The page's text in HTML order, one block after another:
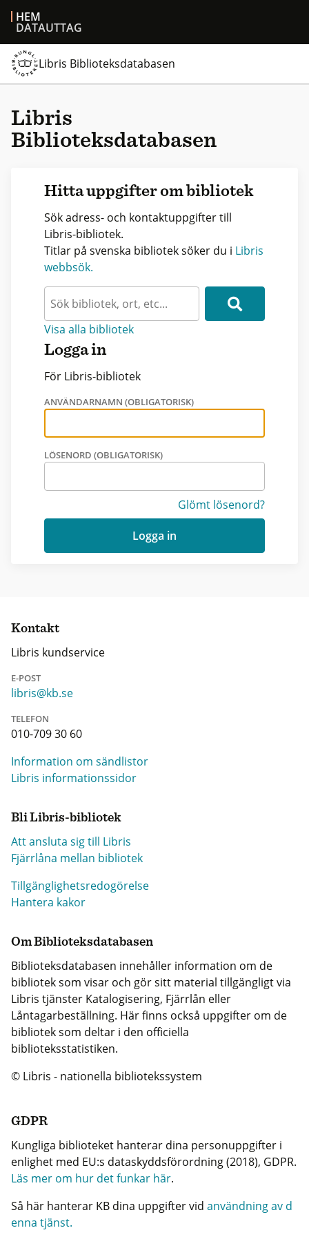
HEM
DATAUTTAG
Libris Biblioteksdatabasen
Libris
Biblioteksdatabasen
Hitta uppgifter om bibliotek
Sök adress- och kontaktuppgifter till
Libris-bibliotek.
Titlar på svenska bibliotek söker du i Libris
webbsök.
Visa alla bibliotek
Logga in
För Libris-bibliotek
ANVÄNDARNAMN (OBLIGATORISK)
LÖSENORD (OBLIGATORISK)
Glömt lösenord?
Logga in
Kontakt
Libris kundservice
E-POST
libris@kb.se
TELEFON
010-709 30 60
Information om sändlistor
Libris informationssidor
Bli Libris-bibliotek
Att ansluta sig till Libris
Fjärrlåna mellan bibliotek
Tillgänglighetsredogörelse
Hantera kakor
Om Biblioteksdatabasen
Biblioteksdatabasen innehåller information om de
bibliotek som visar och gör sitt material tillgängligt via
Libris tjänster Katalogisering, Fjärrlån eller
Låntagarbeställning. Här finns också uppgifter om de
bibliotek som deltar i den officiella
biblioteksstatistiken.
© Libris - nationella bibliotekssystem
GDPR
Kungliga biblioteket hanterar dina personuppgifter i
enlighet med EU:s dataskyddsförordning (2018), GDPR.
Läs mer om hur det funkar här.
Så här hanterar KB dina uppgifter vid användning av d
enna tjänst.